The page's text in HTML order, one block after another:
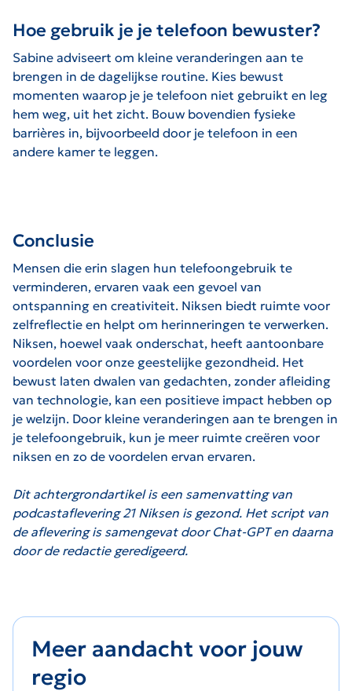
Hoe gebruik je je telefoon bewuster?
Sabine adviseert om kleine veranderingen aan te
brengen in de dagelijkse routine. Kies bewust
momenten waarop je je telefoon niet gebruikt en leg
hem weg, uit het zicht. Bouw bovendien fysieke
barrières in, bijvoorbeeld door je telefoon in een
andere kamer te leggen.
Conclusie
Mensen die erin slagen hun telefoongebruik te
verminderen, ervaren vaak een gevoel van
ontspanning en creativiteit. Niksen biedt ruimte voor
zelfreflectie en helpt om herinneringen te verwerken.
Niksen, hoewel vaak onderschat, heeft aantoonbare
voordelen voor onze geestelijke gezondheid. Het
bewust laten dwalen van gedachten, zonder afleiding
van technologie, kan een positieve impact hebben op
je welzijn. Door kleine veranderingen aan te brengen in
je telefoongebruik, kun je meer ruimte creëren voor
niksen en zo de voordelen ervan ervaren.
Dit achtergrondartikel is een samenvatting van
podcastaflevering 21 Niksen is gezond. Het script van
de aflevering is samengevat door Chat-GPT en daarna
door de redactie geredigeerd.
Meer aandacht voor jouw
regio